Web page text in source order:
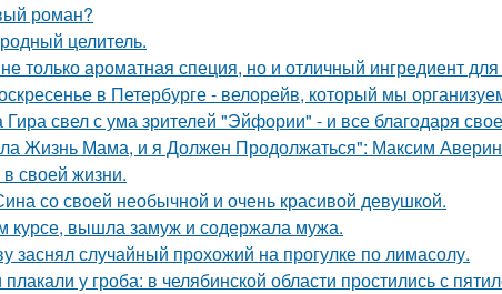
роман?
целитель.
только ароматная специя, но и отличный ингредиент
в Петербурге - велорейв, который мы
свел с ума зрителей "Эйфории" - и все благодаря
Жизнь Мама, и я Должен Продолжаться": Максим
своей жизни.
со своей необычной и очень красивой девушкой.
курсе, вышла замуж и содержала мужа.
заснял случайный прохожий на прогулке по лимасолу.
у гроба: в челябинской области простились с